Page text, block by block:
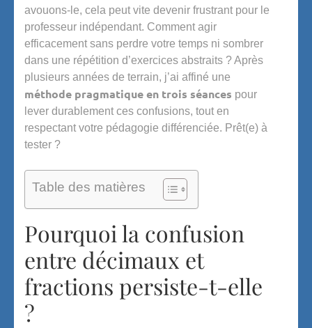
avouons-le, cela peut vite devenir frustrant pour le
professeur indépendant. Comment agir
efficacement sans perdre votre temps ni sombrer
dans une répétition d’exercices abstraits ? Après
plusieurs années de terrain, j’ai affiné une
méthode pragmatique en trois séances pour
lever durablement ces confusions, tout en
respectant votre pédagogie différenciée. Prêt(e) à
tester ?
Table des matières
Pourquoi la confusion
entre décimaux et
fractions persiste-t-elle
?